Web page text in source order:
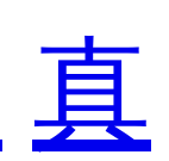
真